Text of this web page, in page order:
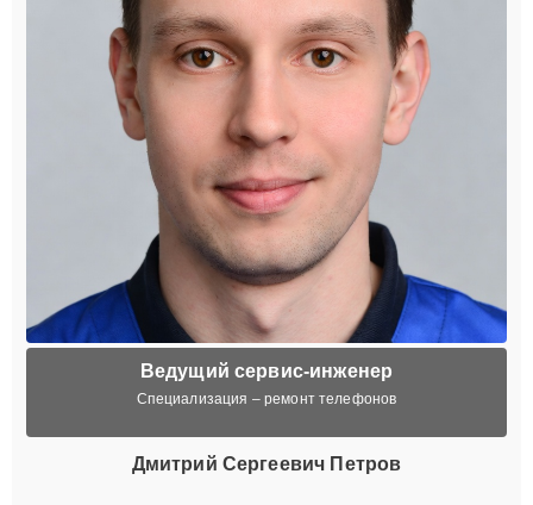
Ведущий сервис-инженер
Специализация – ремонт телефонов
Дмитрий Сергеевич Петров